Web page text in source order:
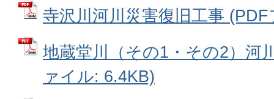
寺沢川河川災害復旧工事
地蔵堂川（その1・その2）河
ァイル: 6.4KB)